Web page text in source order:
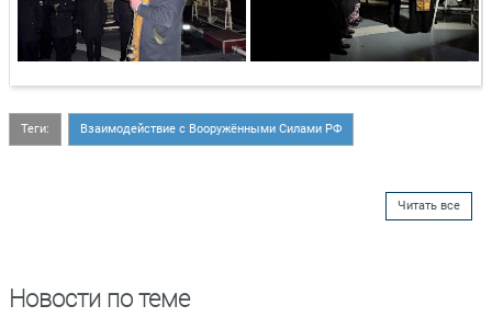
Теги: Взаимодействие с Вооружёнными Силами РФ
Читать все
Новости по теме